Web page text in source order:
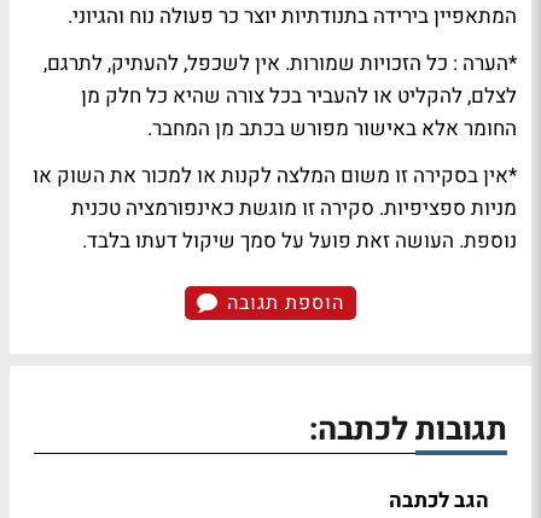
המתאפיין בירידה בתנודתיות יוצר כר פעולה נוח והגיוני.
*הערה : כל הזכויות שמורות. אין לשכפל, להעתיק, לתרגם,
לצלם, להקליט או להעביר בכל צורה שהיא כל חלק מן
החומר אלא באישור מפורש בכתב מן המחבר.
*אין בסקירה זו משום המלצה לקנות או למכור את השוק או
מניות ספציפיות. סקירה זו מוגשת כאינפורמציה טכנית
נוספת. העושה זאת פועל על סמך שיקול דעתו בלבד.
הוספת תגובה
תגובות לכתבה:
הגב לכתבה